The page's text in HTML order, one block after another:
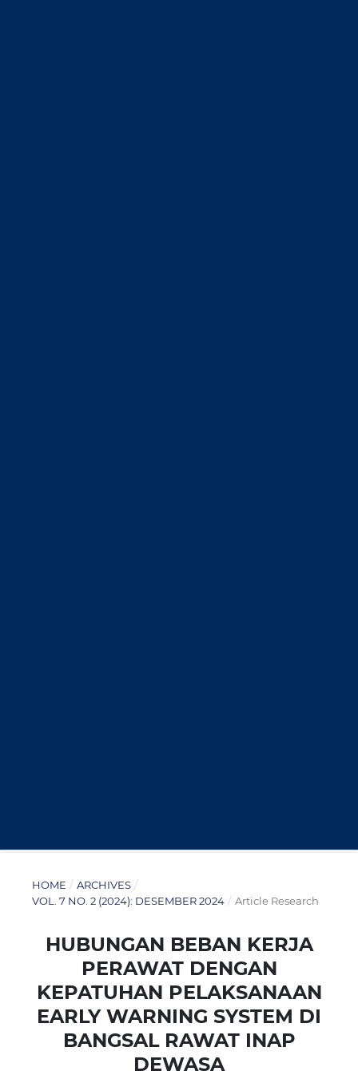
HOME / ARCHIVES /
VOL. 7 NO. 2 (2024): DESEMBER 2024 / Article Research
HUBUNGAN BEBAN KERJA
PERAWAT DENGAN
KEPATUHAN PELAKSANAAN
EARLY WARNING SYSTEM DI
BANGSAL RAWAT INAP
DEWASA